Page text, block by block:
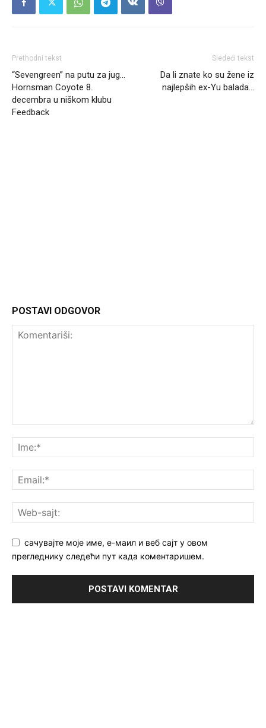
Prethodni tekst
“Sevengreen” na putu za jug…
Hornsman Coyote 8.
decembra u niškom klubu
Feedback
Sledeći tekst
Da li znate ko su žene iz
najlepših ex-Yu balada…
POSTAVI ODGOVOR
сачувајте моје име, е-маил и веб сајт у овом
прегледнику следећи пут када коментаришем.